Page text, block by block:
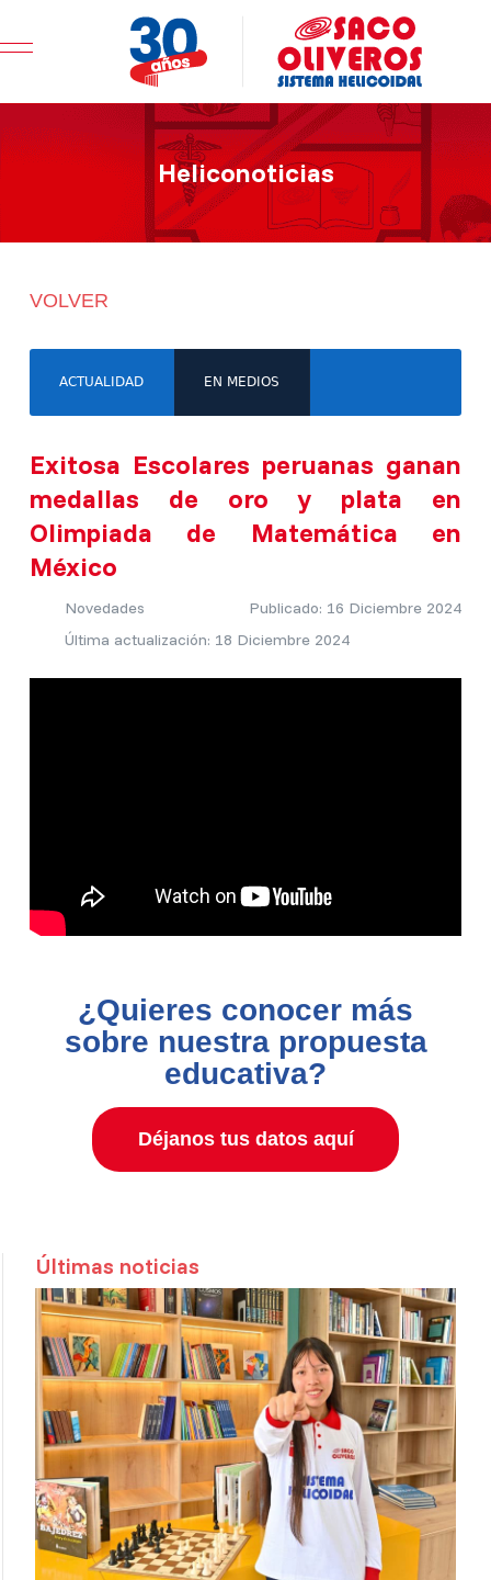
Mobile Menu Toggle
Heliconoticias
VOLVER
ACTUALIDAD EN MEDIOS
Exitosa Escolares peruanas ganan
medallas de oro y plata en
Olimpiada de Matemática en
México
Novedades
Publicado: 16 Diciembre 2024
Última actualización: 18 Diciembre 2024
¿Quieres conocer más
sobre nuestra propuesta
educativa?
Déjanos tus datos aquí
Últimas noticias